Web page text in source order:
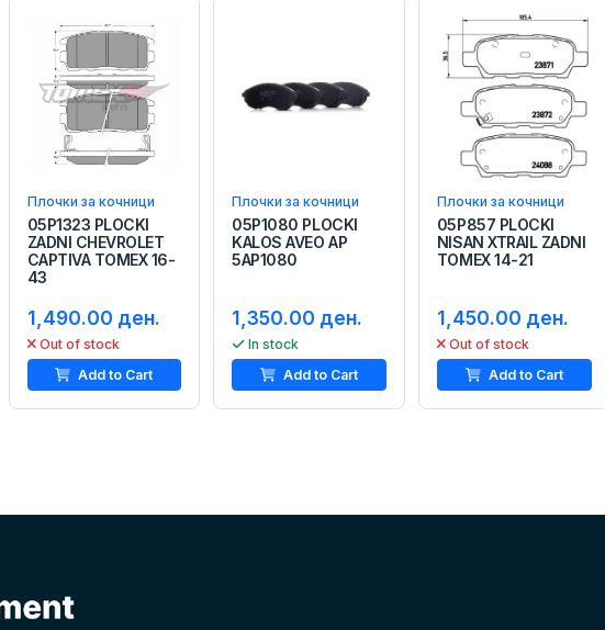
Плочки за кочници
05P1323 PLOCKI
ZADNI CHEVROLET
CAPTIVA TOMEX 16-
43
1,490.00 ден.
Out of stock
Add to Cart
Плочки за кочници
05P1080 PLOCKI
KALOS AVEO AP
5AP1080
1,350.00 ден.
In stock
Add to Cart
Плочки за кочници
05P857 PLOCKI
NISAN XTRAIL ZADNI
TOMEX 14-21
1,450.00 ден.
Out of stock
Add to Cart